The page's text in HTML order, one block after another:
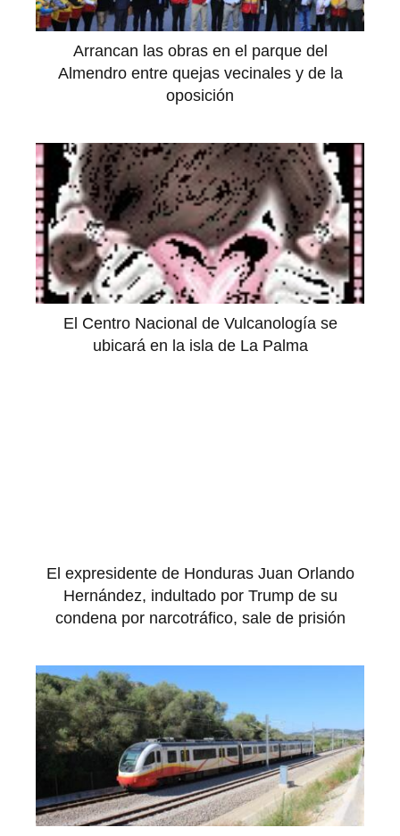
Arrancan las obras en el parque del
Almendro entre quejas vecinales y de la
oposición
El Centro Nacional de Vulcanología se
ubicará en la isla de La Palma
El expresidente de Honduras Juan Orlando
Hernández, indultado por Trump de su
condena por narcotráfico, sale de prisión